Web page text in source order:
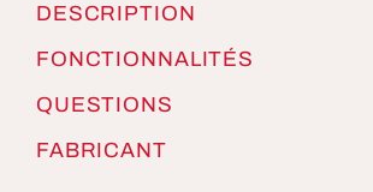
DESCRIPTION
FONCTIONNALITÉS
QUESTIONS
FABRICANT